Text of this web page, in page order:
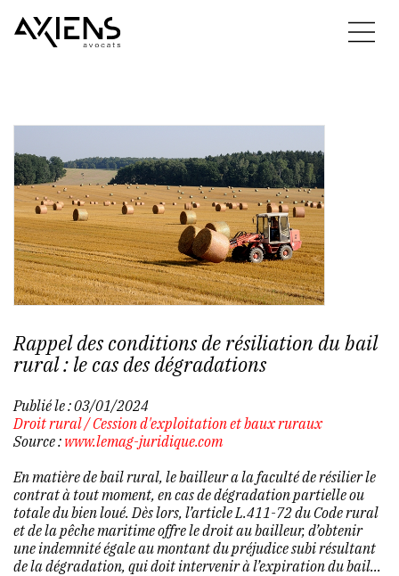
Rappel des conditions de résiliation du bail
rural : le cas des dégradations
Publié le :03/01/2024
Droit rural/Cession d'exploitation et baux ruraux
Source : www.lemag-juridique.com
En matière de bail rural, le bailleur a la faculté de résilier le
contrat à tout moment, en cas de dégradation partielle ou
totale du bien loué. Dès lors, l’article L.411-72 du Code rural
et de la pêche maritime offre le droit au bailleur, d’obtenir
une indemnité égale au montant du préjudice subi résultant
de la dégradation, qui doit intervenir à l’expiration du bail...